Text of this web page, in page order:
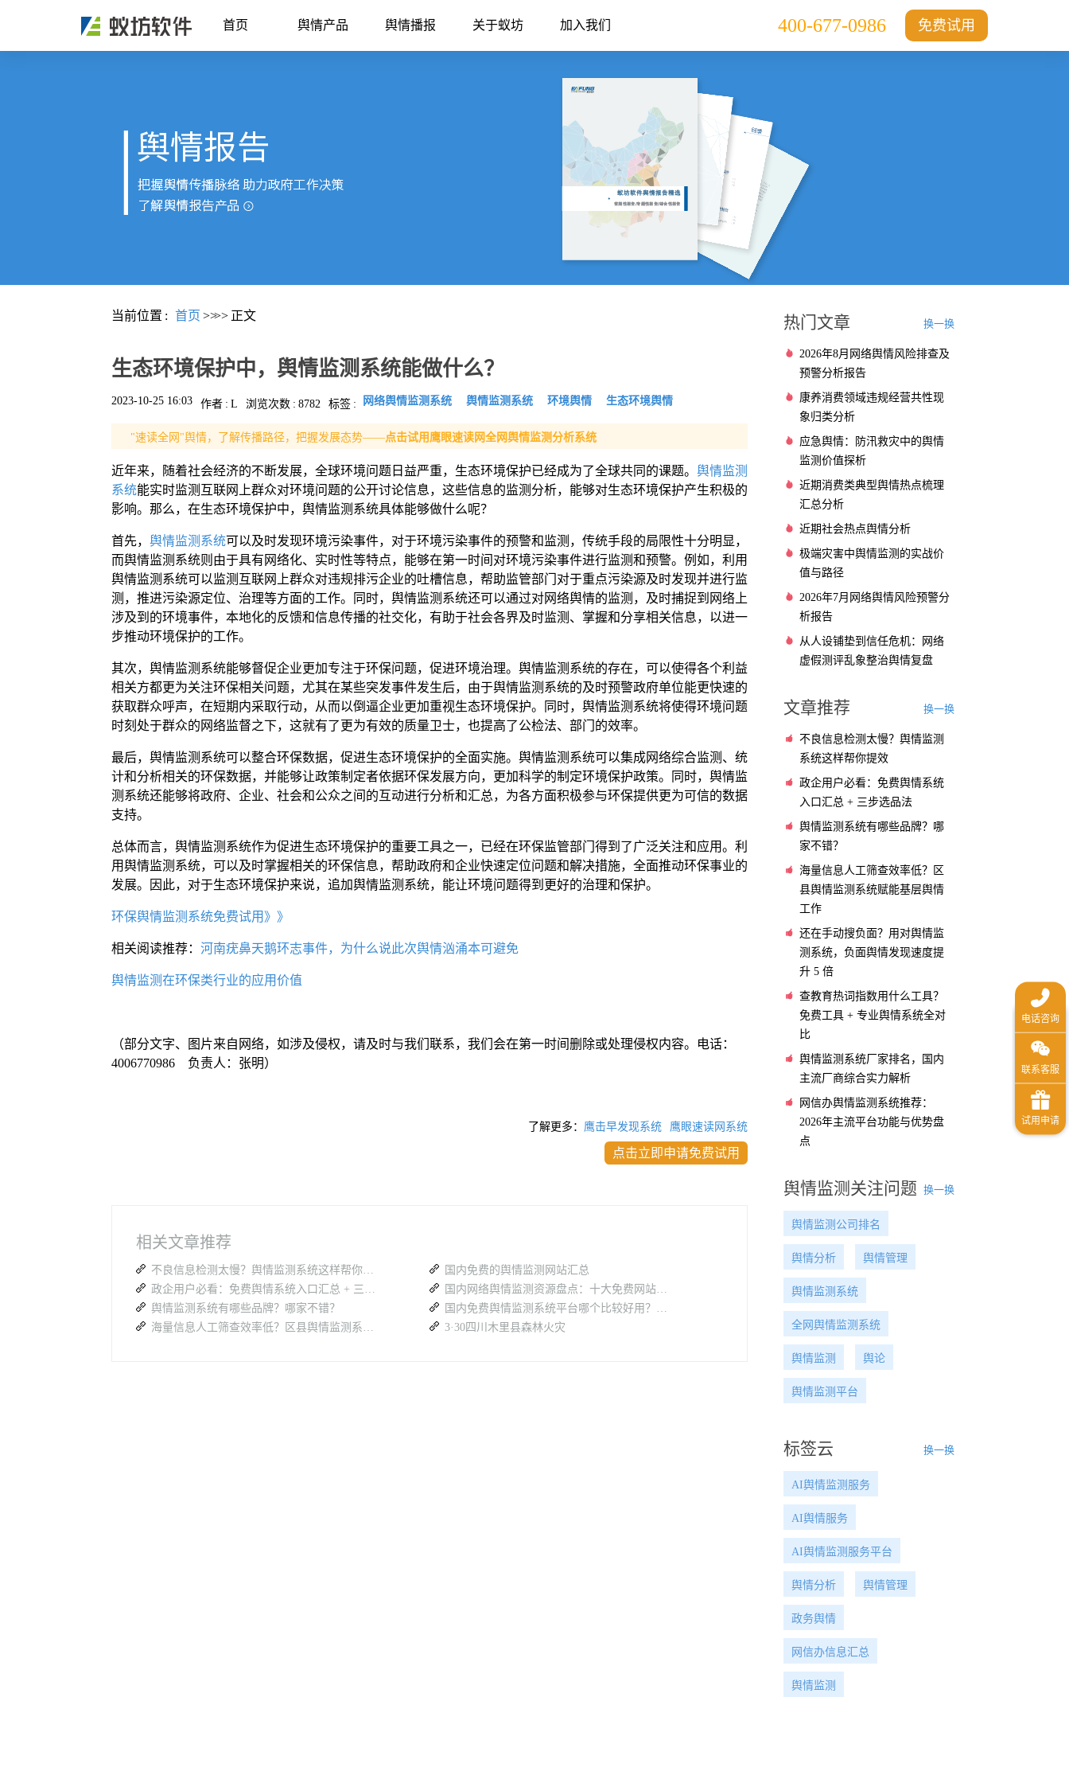
首页 舆情产品 舆情播报 关于蚁坊 加入我们 免费试用
400-677-0986
当前位置 : 首页 >>>> 正文
生态环境保护中，舆情监测系统能做什么？
2023-10-25 16:03 作者 : L 浏览次数 : 8782 标签 : 生态环境舆情
环境舆情
舆情监测系统
网络舆情监测系统
"速读全网"舆情，了解传播路径，把握发展态势——点击试用鹰眼速读网全网舆情监测分析系统
近年来，随着社会经济的不断发展，全球环境问题日益严重，生态环境保护已经成为了全球共同的课题。 舆情监测
系统能实时监测互联网上群众对环境问题的公开讨论信息，这些信息的监测分析，能够对生态环境保护产生积极的
影响。那么，在生态环境保护中，舆情监测系统具体能够做什么呢？
首先， 舆情监测系统可以及时发现环境污染事件，对于环境污染事件的预警和监测，传统手段的局限性十分明显，
而舆情监测系统则由于具有网络化、实时性等特点，能够在第一时间对环境污染事件进行监测和预警。例如，利用
舆情监测系统可以监测互联网上群众对违规排污企业的吐槽信息，帮助监管部门对于重点污染源及时发现并进行监
测，推进污染源定位、治理等方面的工作。同时，舆情监测系统还可以通过对网络舆情的监测，及时捕捉到网络上
涉及到的环境事件，本地化的反馈和信息传播的社交化，有助于社会各界及时监测、掌握和分享相关信息，以进一
步推动环境保护的工作。
其次，舆情监测系统能够督促企业更加专注于环保问题，促进环境治理。舆情监测系统的存在，可以使得各个利益
相关方都更为关注环保相关问题，尤其在某些突发事件发生后，由于舆情监测系统的及时预警政府单位能更快速的
获取群众呼声，在短期内采取行动，从而以倒逼企业更加重视生态环境保护。同时，舆情监测系统将使得环境问题
时刻处于群众的网络监督之下，这就有了更为有效的质量卫士，也提高了公检法、部门的效率。
最后，舆情监测系统可以整合环保数据，促进生态环境保护的全面实施。舆情监测系统可以集成网络综合监测、统
计和分析相关的环保数据，并能够让政策制定者依据环保发展方向，更加科学的制定环境保护政策。同时，舆情监
测系统还能够将政府、企业、社会和公众之间的互动进行分析和汇总，为各方面积极参与环保提供更为可信的数据
支持。
总体而言，舆情监测系统作为促进生态环境保护的重要工具之一，已经在环保监管部门得到了广泛关注和应用。利
用舆情监测系统，可以及时掌握相关的环保信息，帮助政府和企业快速定位问题和解决措施，全面推动环保事业的
发展。因此，对于生态环境保护来说，追加舆情监测系统，能让环境问题得到更好的治理和保护。
环保舆情监测系统免费试用》》
相关阅读推荐： 河南疣鼻天鹅环志事件，为什么说此次舆情汹涌本可避免
舆情监测在环保类行业的应用价值
（部分文字、图片来自网络，如涉及侵权，请及时与我们联系，我们会在第一时间删除或处理侵权内容。电话：
4006770986 负责人：张明）
了解更多： 鹰击早发现系统 鹰眼速读网系统
点击立即申请免费试用
相关文章推荐
不良信息检测太慢？舆情监测系统这样帮你提效
政企用户必看：免费舆情系统入口汇总 + 三步选品法
舆情监测系统有哪些品牌？哪家不错？
海量信息人工筛查效率低？区县舆情监测系统赋能基层舆情工作
国内免费的舆情监测网站汇总
国内网络舆情监测资源盘点：十大免费网站推荐
国内免费舆情监测系统平台哪个比较好用？哪个值得推荐使用？
3·30四川木里县森林火灾
热门文章 换一换
2026年8月网络舆情风险排查及
预警分析报告
康养消费领域违规经营共性现
象归类分析
应急舆情：防汛救灾中的舆情
监测价值探析
近期消费类典型舆情热点梳理
汇总分析
近期社会热点舆情分析
极端灾害中舆情监测的实战价
值与路径
2026年7月网络舆情风险预警分
析报告
从人设铺垫到信任危机：网络
虚假测评乱象整治舆情复盘
文章推荐 换一换
不良信息检测太慢？舆情监测
系统这样帮你提效
政企用户必看：免费舆情系统
入口汇总 + 三步选品法
舆情监测系统有哪些品牌？哪
家不错？
海量信息人工筛查效率低？区
县舆情监测系统赋能基层舆情
工作
还在手动搜负面？用对舆情监
测系统，负面舆情发现速度提
升 5 倍
查教育热词指数用什么工具？
免费工具 + 专业舆情系统全对
比
舆情监测系统厂家排名，国内
主流厂商综合实力解析
网信办舆情监测系统推荐：
2026年主流平台功能与优势盘
点
舆情监测关注问题 换一换
舆情监测公司排名
舆情分析 舆情管理
舆情监测系统
全网舆情监测系统
舆情监测 舆论
舆情监测平台
标签云 换一换
AI舆情监测服务
AI舆情服务
AI舆情监测服务平台
舆情分析 舆情管理
政务舆情
网信办信息汇总
舆情监测